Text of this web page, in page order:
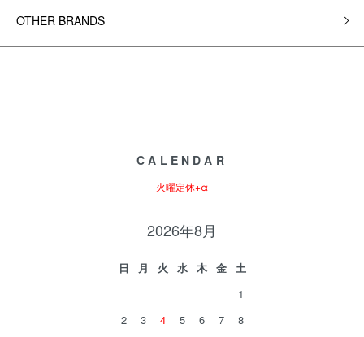
OTHER BRANDS
CALENDAR
火曜定休+α
2026年8月
日 月 火 水 木 金
土
1
2
3 4 5 6 7
8